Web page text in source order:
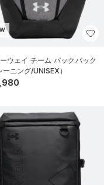
ウェイ チーム バックパック
ーニング/UNISEX）